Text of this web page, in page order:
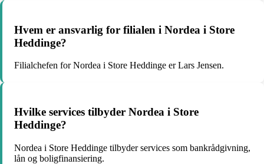
Hvem er ansvarlig for filialen i Nordea i Store
Heddinge?
Filialchefen for Nordea i Store Heddinge er Lars Jensen.
Hvilke services tilbyder Nordea i Store
Heddinge?
Nordea i Store Heddinge tilbyder services som bankrådgivning,
lån og boligfinansiering.